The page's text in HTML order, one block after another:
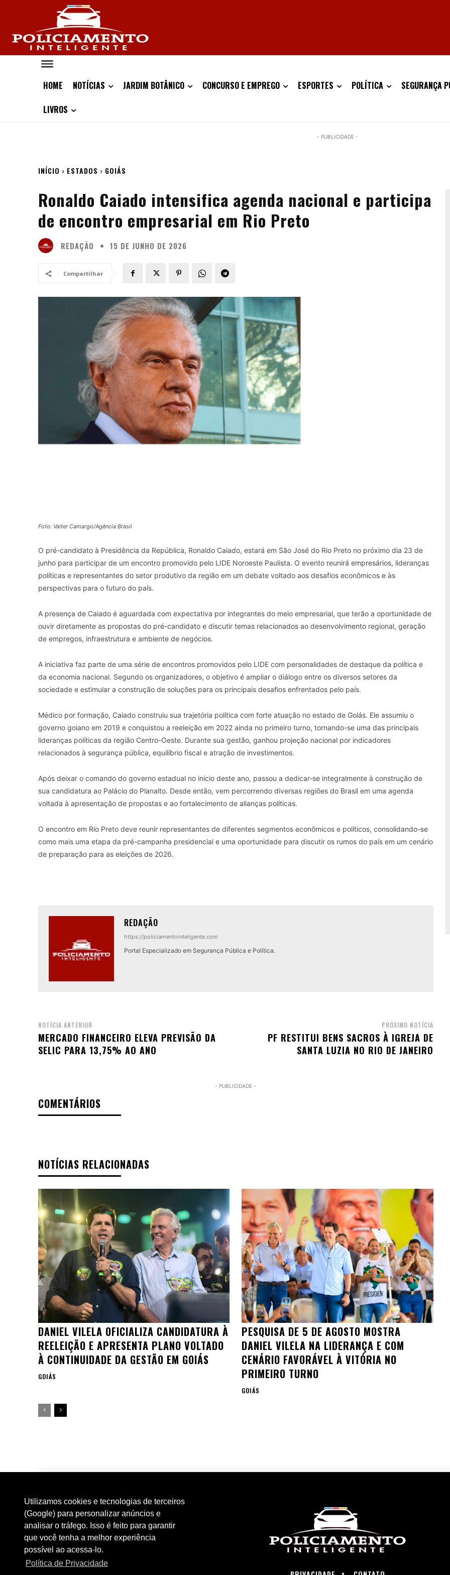
Utilizamos cookies e tecnologias de terceiros
(Google) para personalizar anúncios e
analisar o tráfego. Isso é feito para garantir
que você tenha a melhor experiência
possível ao acessa-lo.
Política de Privacidade
HOME NOTÍCIAS JARDIM BOTÂNICO CONCURSO E EMPREGO ESPORTES POLÍTICA SEGURANÇA
LIVROS
- PUBLICIDADE -
INÍCIO ESTADOS GOIÁS
Ronaldo Caiado intensifica agenda nacional e participa
de encontro empresarial em Rio Preto
REDAÇÃO 15 DE JUNHO DE 2026
Compartilhar
Foto: Valter Camargo/Agência Brasil
O pré-candidato à Presidência da República, Ronaldo Caiado, estará em São José do Rio Preto no próximo dia 23 de
junho para participar de um encontro promovido pelo LIDE Noroeste Paulista. O evento reunirá empresários, lideranças
políticas e representantes do setor produtivo da região em um debate voltado aos desafios econômicos e às
perspectivas para o futuro do país.
A presença de Caiado é aguardada com expectativa por integrantes do meio empresarial, que terão a oportunidade de
ouvir diretamente as propostas do pré-candidato e discutir temas relacionados ao desenvolvimento regional, geração
de empregos, infraestrutura e ambiente de negócios.
A iniciativa faz parte de uma série de encontros promovidos pelo LIDE com personalidades de destaque da política e
da economia nacional. Segundo os organizadores, o objetivo é ampliar o diálogo entre os diversos setores da
sociedade e estimular a construção de soluções para os principais desafios enfrentados pelo país.
Médico por formação, Caiado construiu sua trajetória política com forte atuação no estado de Goiás. Ele assumiu o
governo goiano em 2019 e conquistou a reeleição em 2022 ainda no primeiro turno, tornando-se uma das principais
lideranças políticas da região Centro-Oeste. Durante sua gestão, ganhou projeção nacional por indicadores
relacionados à segurança pública, equilíbrio fiscal e atração de investimentos.
Após deixar o comando do governo estadual no início deste ano, passou a dedicar-se integralmente à construção de
sua candidatura ao Palácio do Planalto. Desde então, vem percorrendo diversas regiões do Brasil em uma agenda
voltada à apresentação de propostas e ao fortalecimento de alianças políticas.
O encontro em Rio Preto deve reunir representantes de diferentes segmentos econômicos e políticos, consolidando-se
como mais uma etapa da pré-campanha presidencial e uma oportunidade para discutir os rumos do país em um cenário
de preparação para as eleições de 2026.
REDAÇÃO
https://policiamentointeligente.com
Portal Especializado em Segurança Pública e Política.
NOTÍCIA ANTERIOR
MERCADO FINANCEIRO ELEVA PREVISÃO DA
SELIC PARA 13,75% AO ANO
PRÓXIMO NOTÍCIA
PF RESTITUI BENS SACROS À IGREJA DE
SANTA LUZIA NO RIO DE JANEIRO
- PUBLICIDADE -
COMENTÁRIOS
NOTÍCIAS RELACIONADAS
DANIEL VILELA OFICIALIZA CANDIDATURA À
REELEIÇÃO E APRESENTA PLANO VOLTADO
À CONTINUIDADE DA GESTÃO EM GOIÁS
GOIÁS
PESQUISA DE 5 DE AGOSTO MOSTRA
DANIEL VILELA NA LIDERANÇA E COM
CENÁRIO FAVORÁVEL À VITÓRIA NO
PRIMEIRO TURNO
GOIÁS